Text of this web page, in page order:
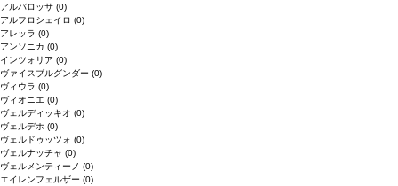
アルバロッサ (0)
アルフロシェイロ (0)
アレッラ (0)
アンソニカ (0)
インツォリア (0)
ヴァイスブルグンダー (0)
ヴィウラ (0)
ヴィオニエ (0)
ヴェルディッキオ (0)
ヴェルデホ (0)
ヴェルドゥッツォ (0)
ヴェルナッチャ (0)
ヴェルメンティーノ (0)
エイレンフェルザー (0)